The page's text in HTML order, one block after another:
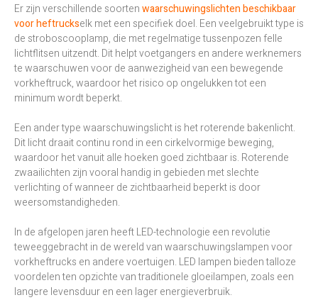
Er zijn verschillende soortenwaarschuwingslichten beschikbaar
voor heftruckselk met een specifiek doel. Een veelgebruikt type is
de stroboscooplamp, die met regelmatige tussenpozen felle
lichtflitsen uitzendt. Dit helpt voetgangers en andere werknemers
te waarschuwen voor de aanwezigheid van een bewegende
vorkheftruck, waardoor het risico op ongelukken tot een
minimum wordt beperkt.
Een ander type waarschuwingslicht is het roterende bakenlicht.
Dit licht draait continu rond in een cirkelvormige beweging,
waardoor het vanuit alle hoeken goed zichtbaar is. Roterende
zwaailichten zijn vooral handig in gebieden met slechte
verlichting of wanneer de zichtbaarheid beperkt is door
weersomstandigheden.
In de afgelopen jaren heeft LED-technologie een revolutie
teweeggebracht in de wereld van waarschuwingslampen voor
vorkheftrucks en andere voertuigen. LED lampen bieden talloze
voordelen ten opzichte van traditionele gloeilampen, zoals een
langere levensduur en een lager energieverbruik.